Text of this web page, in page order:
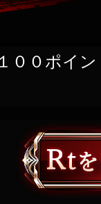
０ポイン